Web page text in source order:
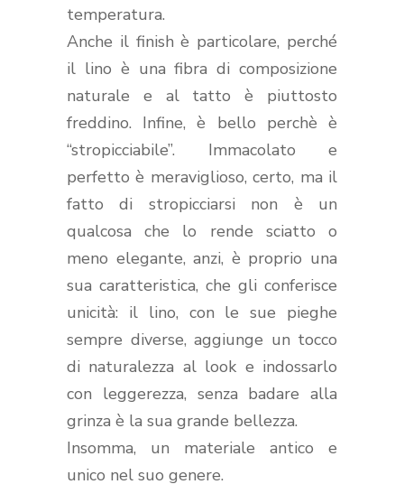
temperatura.
Anche il finish è particolare, perché
il lino è una fibra di composizione
naturale e al tatto è piuttosto
freddino. Infine, è bello perchè è
“stropicciabile”. Immacolato e
perfetto è meraviglioso, certo, ma il
fatto di stropicciarsi non è un
qualcosa che lo rende sciatto o
meno elegante, anzi, è proprio una
sua caratteristica, che gli conferisce
unicità: il lino, con le sue pieghe
sempre diverse, aggiunge un tocco
di naturalezza al look e indossarlo
con leggerezza, senza badare alla
grinza è la sua grande bellezza.
Insomma, un materiale antico e
unico nel suo genere.